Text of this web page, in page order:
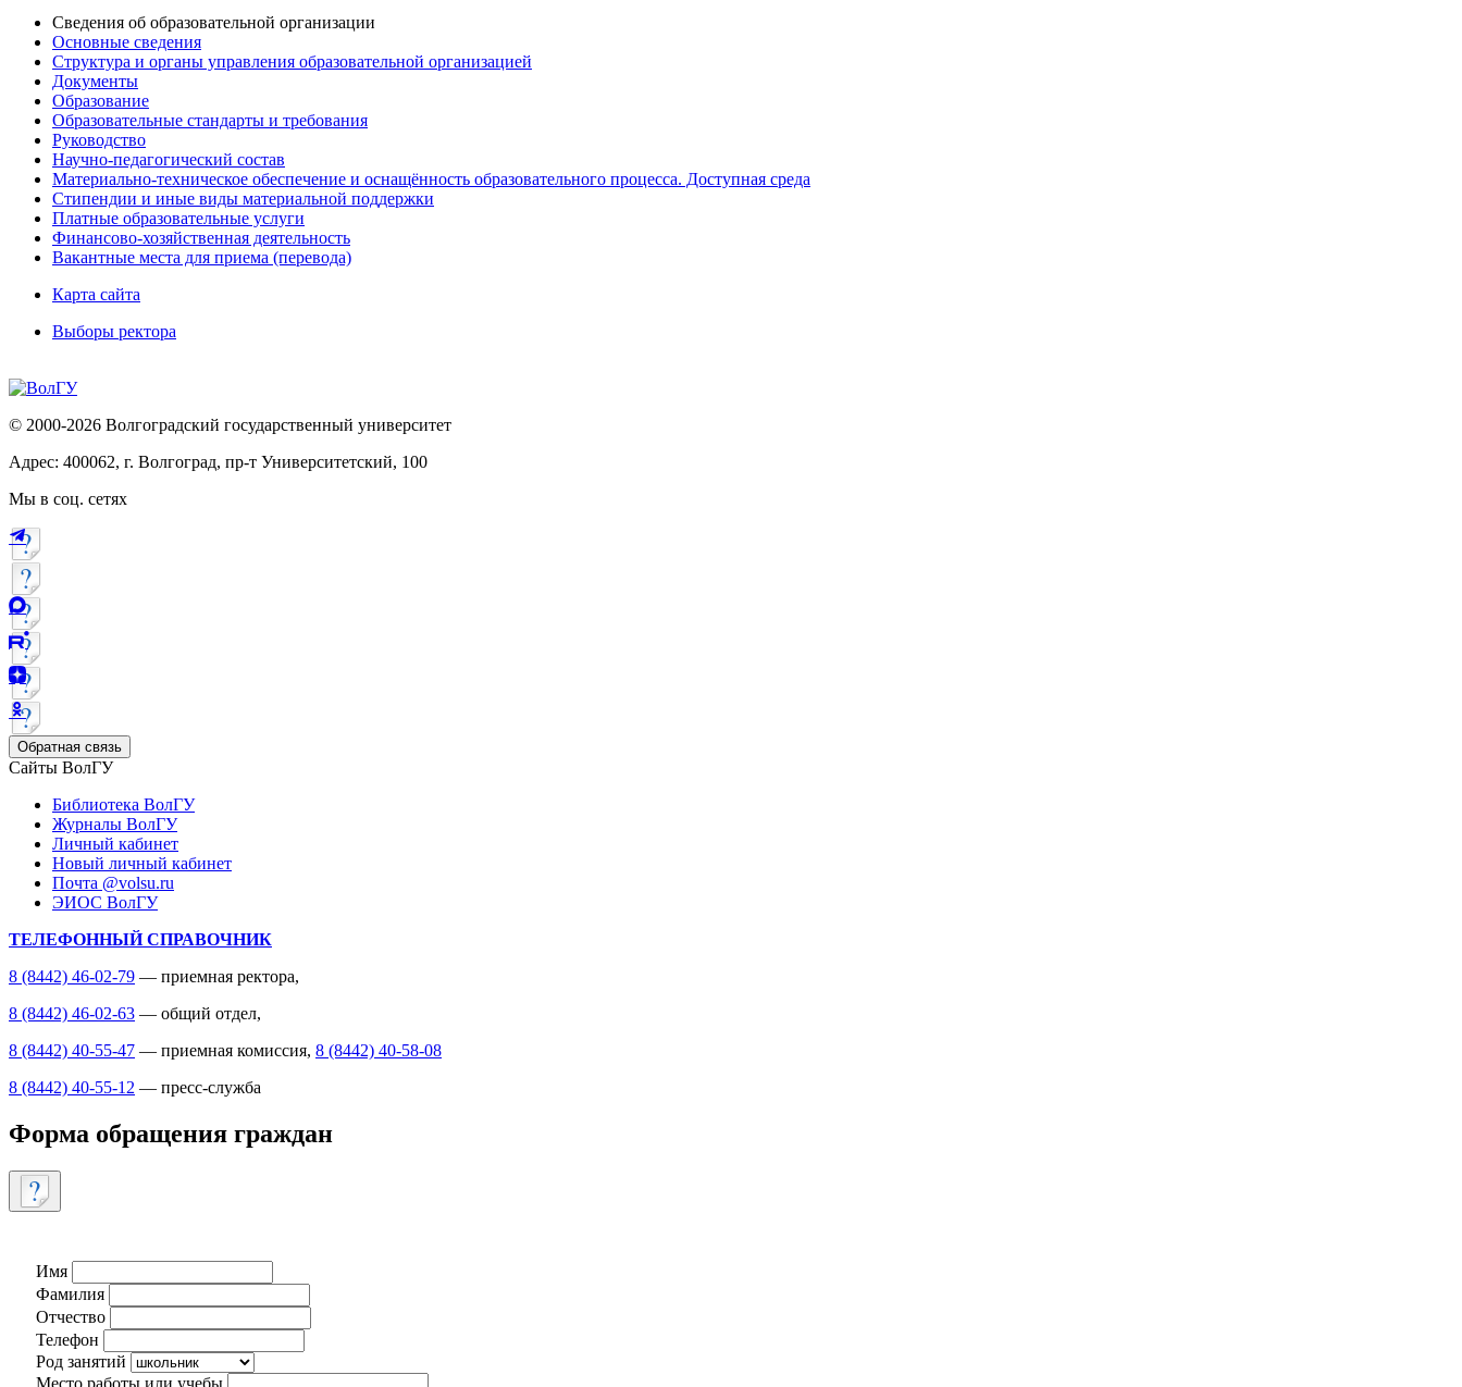
Сведения об образовательной организации
Основные сведения
Структура и органы управления образовательной организацией
Документы
Образование
Образовательные стандарты и требования
Руководство
Научно-педагогический состав
Материально-техническое обеспечение и оснащённость образовательного процесса. Доступная среда
Стипендии и иные виды материальной поддержки
Платные образовательные услуги
Финансово-хозяйственная деятельность
Вакантные места для приема (перевода)
Карта сайта
Выборы ректора
© 2000-2026 Волгоградский государственный университет
Адрес: 400062, г. Волгоград, пр-т Университетский, 100
Мы в соц. сетях
Обратная связь
Сайты ВолГУ
Библиотека ВолГУ
Журналы ВолГУ
Личный кабинет
Новый личный кабинет
Почта @volsu.ru
ЭИОС ВолГУ
ТЕЛЕФОННЫЙ СПРАВОЧНИК
8 (8442) 46-02-79 — приемная ректора,
8 (8442) 46-02-63 — общий отдел,
8 (8442) 40-55-47 — приемная комиссия, 8 (8442) 40-58-08
8 (8442) 40-55-12 — пресс-служба
Форма обращения граждан
Имя
Фамилия
Отчество
Телефон
Род занятий